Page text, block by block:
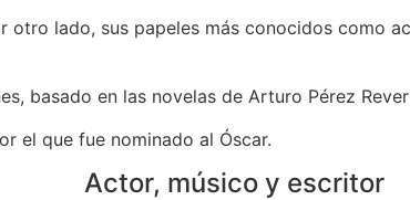
lado, sus papeles más conocidos como
basado en las novelas de Arturo Pérez
el que fue nominado al Óscar.
Actor, músico y escritor